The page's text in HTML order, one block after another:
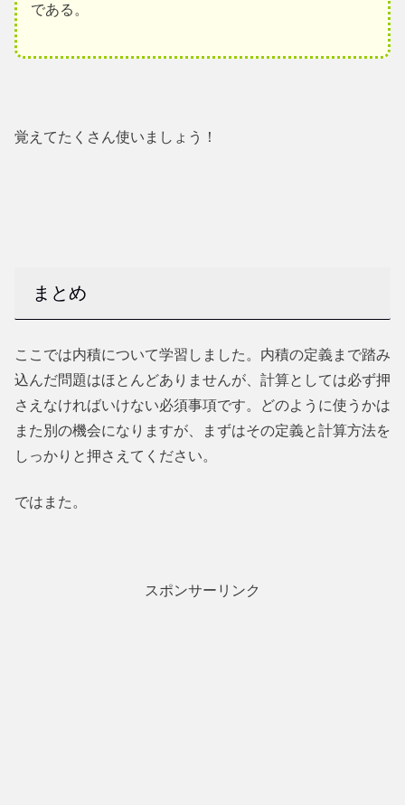
である。
覚えてたくさん使いましょう！
まとめ
ここでは内積について学習しました。内積の定義まで踏み
込んだ問題はほとんどありませんが、計算としては必ず押
さえなければいけない必須事項です。どのように使うかは
また別の機会になりますが、まずはその定義と計算方法を
しっかりと押さえてください。
ではまた。
スポンサーリンク